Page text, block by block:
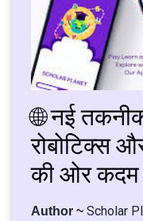
🌐 नई
रोबोटिक्स
की ओर कदम
Author ~ Scholar